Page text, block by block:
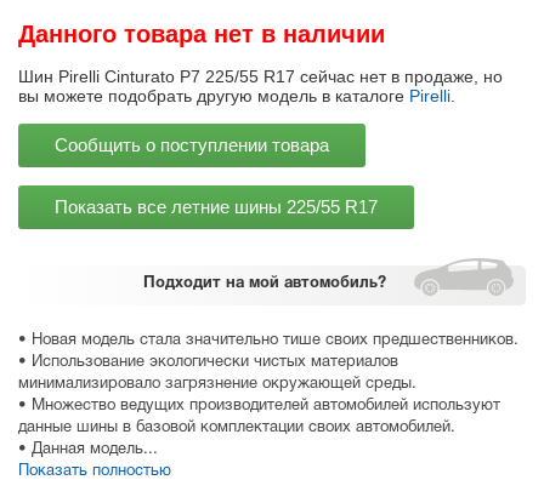
Подходит на мой автомобиль?
• Новая модель стала значительно тише своих предшественников.
• Использование экологически чистых материалов
минимализировало загрязнение окружающей среды.
• Множество ведущих производителей автомобилей используют
данные шины в базовой комплектации своих автомобилей.
• Данная модель...
Показать полностью
Данного товара нет в наличии
Шин Pirelli Cinturato P7 225/55 R17 сейчас нет в продаже, но
вы можете подобрать другую модель в каталоге Pirelli
Сообщить о поступлении товара
Показать все летние шины 225/55 R17